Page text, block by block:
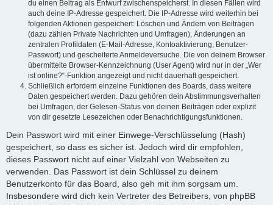
du einen Beitrag als Entwurf zwischenspeicherst. In diesen Fällen wird
auch deine IP-Adresse gespeichert. Die IP-Adresse wird weiterhin bei
folgenden Aktionen gespeichert: Löschen und Ändern von Beiträgen
(dazu zählen Private Nachrichten und Umfragen), Änderungen an
zentralen Profildaten (E-Mail-Adresse, Kontoaktivierung, Benutzer-
Passwort) und gescheiterte Anmeldeversuche. Die von deinem Browser
übermittelte Browser-Kennzeichnung (User Agent) wird nur in der „Wer
ist online?“-Funktion angezeigt und nicht dauerhaft gespeichert.
Schließlich erfordern einzelne Funktionen des Boards, dass weitere
Daten gespeichert werden. Dazu gehören dein Abstimmungsverhalten
bei Umfragen, der Gelesen-Status von deinen Beiträgen oder explizit
von dir gesetzte Lesezeichen oder Benachrichtigungsfunktionen.
Dein Passwort wird mit einer Einwege-Verschlüsselung (Hash)
gespeichert, so dass es sicher ist. Jedoch wird dir empfohlen,
dieses Passwort nicht auf einer Vielzahl von Webseiten zu
verwenden. Das Passwort ist dein Schlüssel zu deinem
Benutzerkonto für das Board, also geh mit ihm sorgsam um.
Insbesondere wird dich kein Vertreter des Betreibers, von phpBB